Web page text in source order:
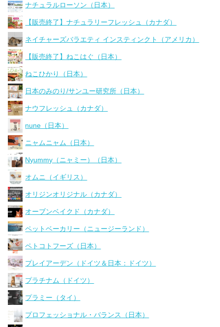
ナチュラルローソン（日本）
【販売終了】ナチュラリーフレッシュ（カナダ）
ネイチャーズバラエティ インスティンクト（アメリカ）
【販売終了】ねこはぐ（日本）
ねこひかり（日本）
日本のみのり/サンユー研究所（日本）
ナウフレッシュ（カナダ）
nune（日本）
ニャムニャム（日本）
Nyummy（ニャミー）（日本）
オムニ（イギリス）
オリジンオリジナル（カナダ）
オーブンベイクド（カナダ）
ペットベーカリー（ニュージーランド）
ペトコトフーズ（日本）
プレイアーデン（ドイツ＆日本：ドイツ）
プラチナム（ドイツ）
プラミー（タイ）
プロフェッショナル・バランス（日本）